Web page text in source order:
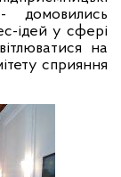
домовились
ідей у сфері
на
сприяння